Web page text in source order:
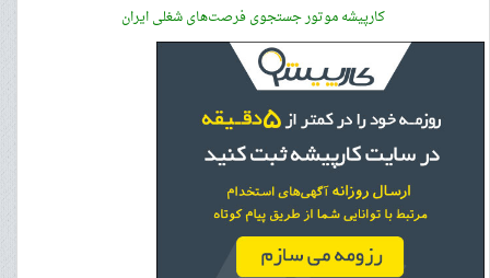
کارپیشه موتور جستجوی فرصت‌های شغلی ایران